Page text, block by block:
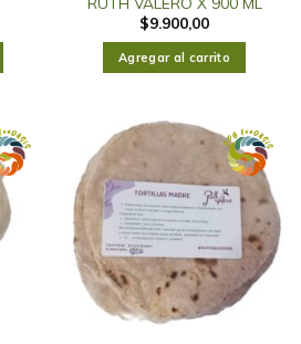
$9.900,00
Agregar al carrito